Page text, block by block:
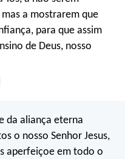
a mostrarem que
para que assim
de Deus, nosso
da aliança eterna
o nosso Senhor Jesus,
aperfeiçoe em todo o